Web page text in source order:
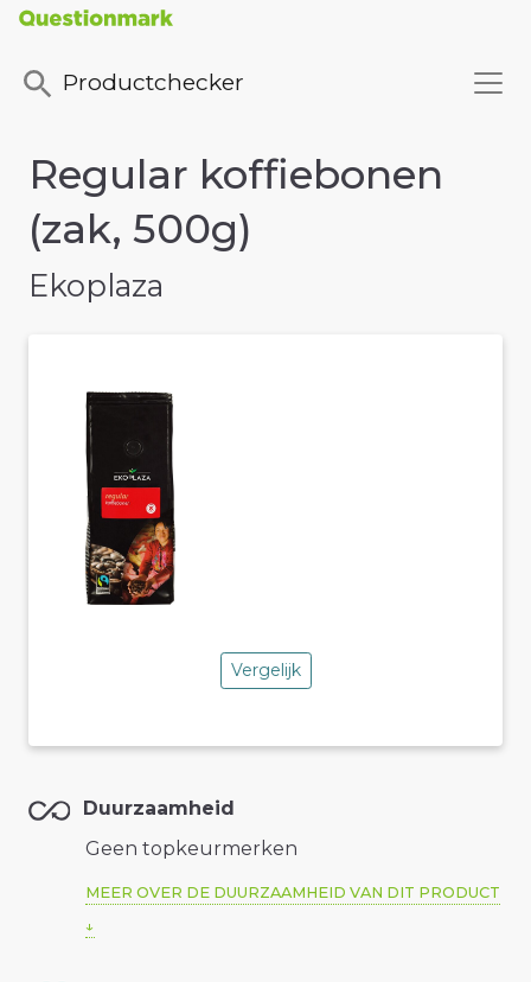
Productchecker
Regular koffiebonen
(zak, 500g)
Ekoplaza
Vergelijk
Duurzaamheid
Geen topkeurmerken
MEER OVER DE DUURZAAMHEID VAN DIT PRODUCT